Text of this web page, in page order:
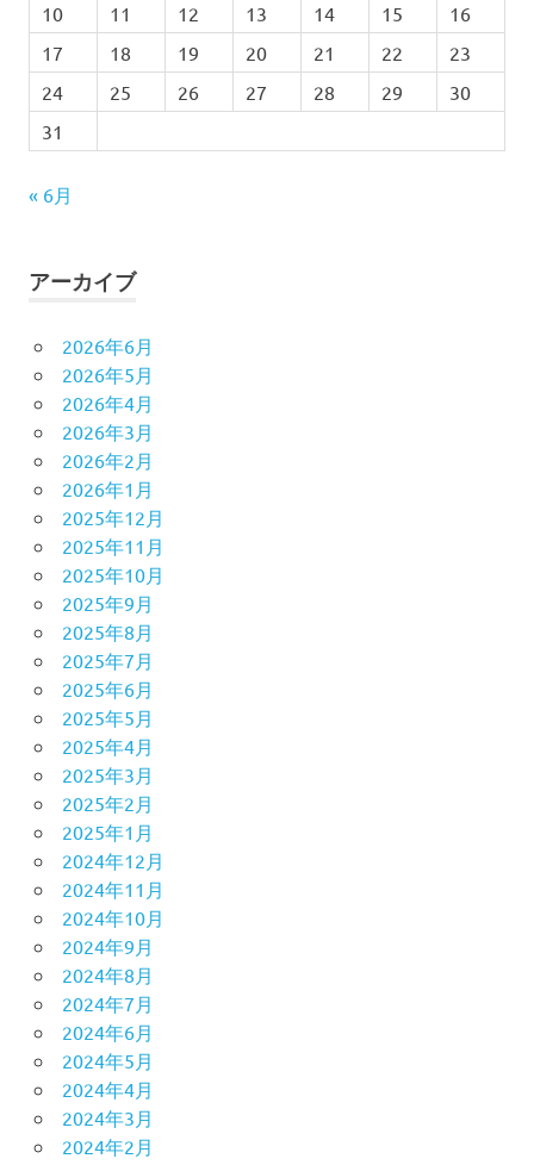
10
11 12 13 14 15
16
17
18 19 20 21 22
23
24
25 26 27 28 29
30
31
« 6月
アーカイブ
2026年6月
2026年5月
2026年4月
2026年3月
2026年2月
2026年1月
2025年12月
2025年11月
2025年10月
2025年9月
2025年8月
2025年7月
2025年6月
2025年5月
2025年4月
2025年3月
2025年2月
2025年1月
2024年12月
2024年11月
2024年10月
2024年9月
2024年8月
2024年7月
2024年6月
2024年5月
2024年4月
2024年3月
2024年2月